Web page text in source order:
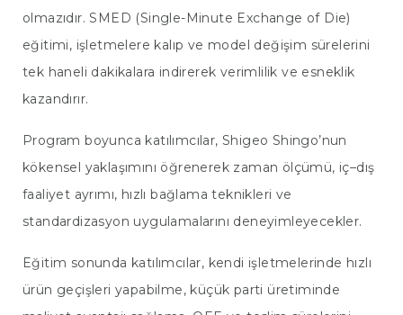
olmazıdır. SMED (Single-Minute Exchange of Die)
eğitimi, işletmelere kalıp ve model değişim sürelerini
tek haneli dakikalara indirerek verimlilik ve esneklik
kazandırır.
Program boyunca katılımcılar, Shigeo Shingo’nun
kökensel yaklaşımını öğrenerek zaman ölçümü, iç–dış
faaliyet ayrımı, hızlı bağlama teknikleri ve
standardizasyon uygulamalarını deneyimleyecekler.
Eğitim sonunda katılımcılar, kendi işletmelerinde hızlı
ürün geçişleri yapabilme, küçük parti üretiminde